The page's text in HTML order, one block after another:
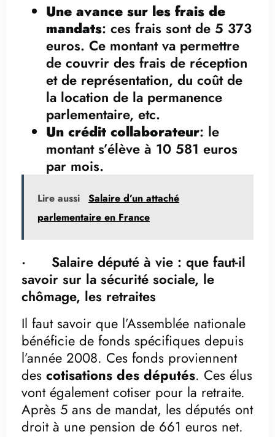
Une avance sur les frais de
mandats: ces frais sont de 5 373
euros. Ce montant va permettre
de couvrir des frais de réception
et de représentation, du coût de
la location de la permanence
parlementaire, etc.
Un crédit collaborateur: le
montant s’élève à 10 581 euros
par mois.
Lire aussi
Salaire d’un attaché
parlementaire en France
· Salaire député à vie : que faut-il
savoir sur la sécurité sociale, le
chômage, les retraites
Il faut savoir que l’Assemblée nationale
bénéficie de fonds spécifiques depuis
l’année 2008. Ces fonds proviennent
des cotisations des députés. Ces élus
vont également cotiser pour la retraite.
Après 5 ans de mandat, les députés ont
droit à une pension de 661 euros net.